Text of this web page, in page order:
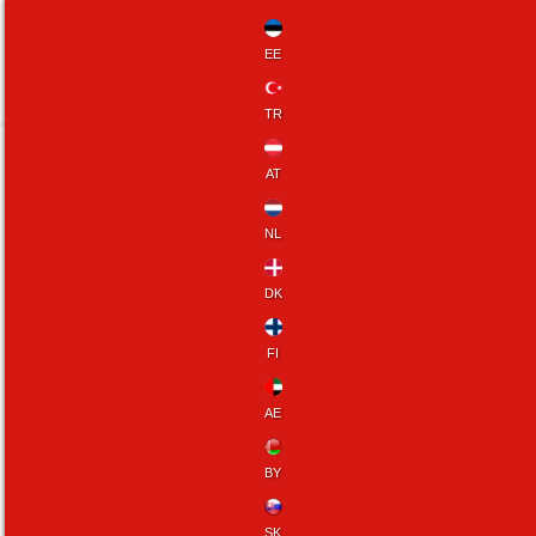
EE
TR
AT
NL
DK
FI
AE
BY
SK
ОПТОВАЯ ПРОДАЖА ШКУР ДЛЯ ЛЮБОЙ